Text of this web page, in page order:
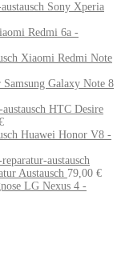
Sony Xperia
Redmi 6a -
Xiaomi Redmi Note
Samsung Galaxy Note 8
HTC Desire
Huawei Honor V8 -
Austausch 79,00 €
LG Nexus 4 -